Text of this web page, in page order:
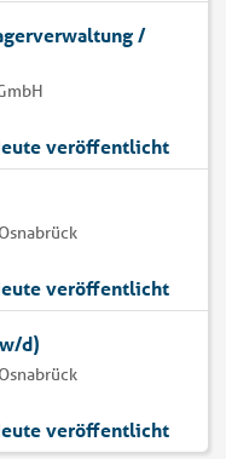
/
veröffentlicht
veröffentlicht
d)
veröffentlicht